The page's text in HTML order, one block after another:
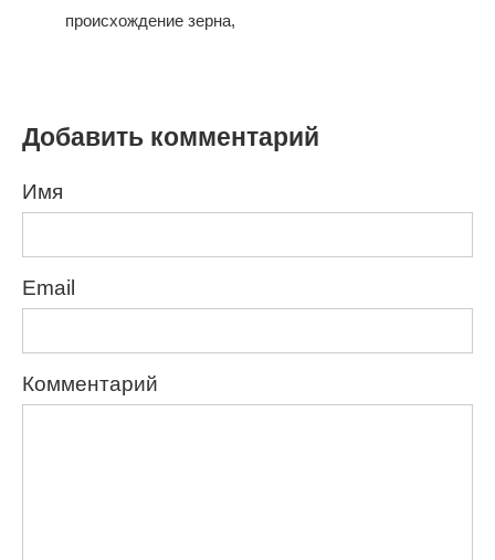
происхождение зерна,
Добавить комментарий
Имя
Email
Комментарий